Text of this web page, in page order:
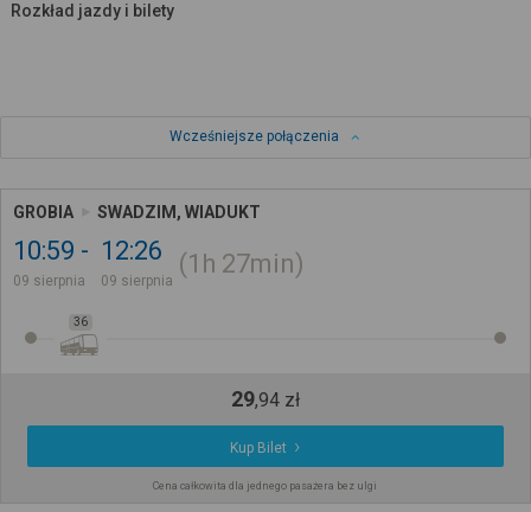
Rozkład jazdy i bilety
Wcześniejsze połączenia
GROBIA SWADZIM, WIADUKT
10:59
09 sierpnia
12:26
09 sierpnia
1h 27min
36
29,94 zł
Kup Bilet
Cena całkowita dla jednego pasażera bez ulgi